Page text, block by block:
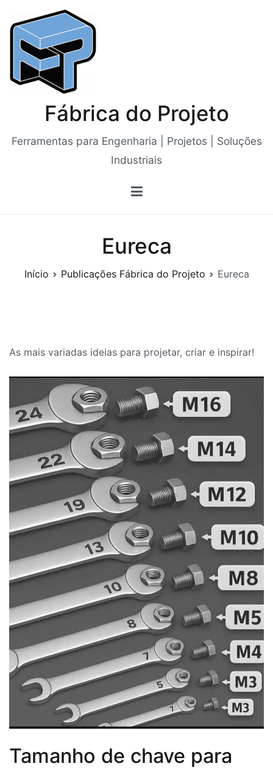
para
conteúdo
Fábrica do Projeto
Ferramentas para Engenharia | Projetos | Soluções
Industriais
Eureca
Início Publicações Fábrica do Projeto Eureca
As mais variadas ideias para projetar, criar e inspirar!
Tamanho de chave para